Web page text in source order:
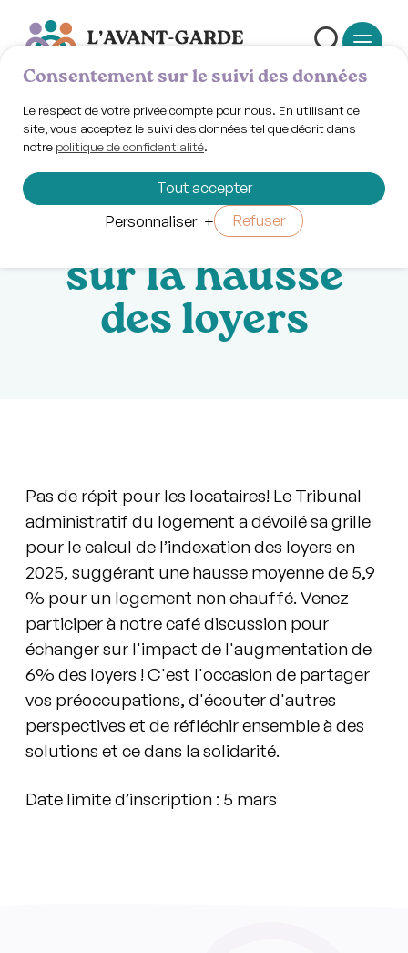
Vendredi 7 mars 2025 | 17h30
Café-discussion:
lettre ouverte
sur la hausse
des loyers
Pas de répit pour les locataires! Le Tribunal
administratif du logement a dévoilé sa grille
pour le calcul de l’indexation des loyers en
2025, suggérant une hausse moyenne de 5,9
% pour un logement non chauffé. Venez
participer à notre café discussion pour
échanger sur l'impact de l'augmentation de
6% des loyers ! C'est l'occasion de partager
vos préoccupations, d'écouter d'autres
perspectives et de réfléchir ensemble à des
solutions et ce dans la solidarité.
Date limite d’inscription : 5 mars
Consentement sur le suivi des données
Le respect de votre privée compte pour nous. En utilisant ce
site, vous acceptez le suivi des données tel que décrit dans
notre politique de confidentialité.
Personnaliser + Refuser
Tout accepter